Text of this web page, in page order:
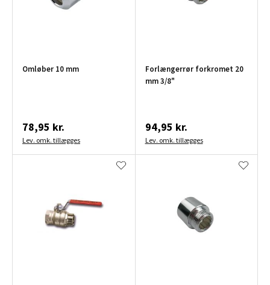
Omløber 10 mm
78,95 kr.
Lev. omk. tillægges
Forlængerrør forkromet 20
mm 3/8"
94,95 kr.
Lev. omk. tillægges